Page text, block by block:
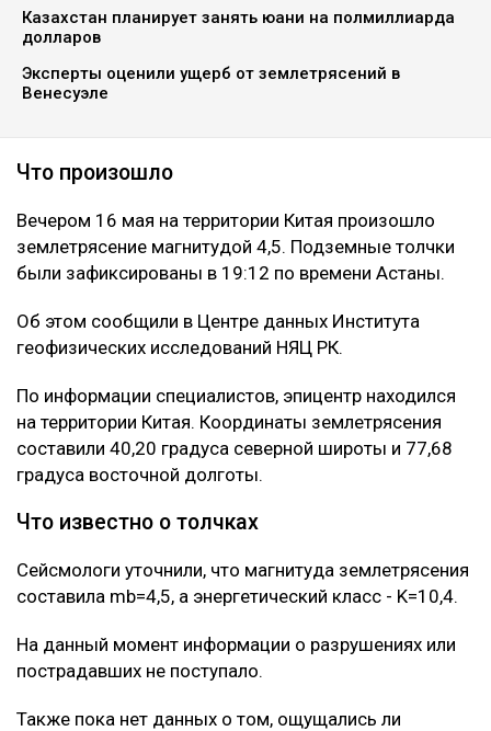
Казахстан планирует занять юани на полмиллиарда
долларов
Эксперты оценили ущерб от землетрясений в
Венесуэле
Что произошло
Вечером 16 мая на территории Китая произошло
землетрясение магнитудой 4,5. Подземные толчки
были зафиксированы в 19:12 по времени Астаны.
Об этом сообщили в Центре данных Института
геофизических исследований НЯЦ РК.
По информации специалистов, эпицентр находился
на территории Китая. Координаты землетрясения
составили 40,20 градуса северной широты и 77,68
градуса восточной долготы.
Что известно о толчках
Сейсмологи уточнили, что магнитуда землетрясения
составила mb=4,5, а энергетический класс - K=10,4.
На данный момент информации о разрушениях или
пострадавших не поступало.
Также пока нет данных о том, ощущались ли